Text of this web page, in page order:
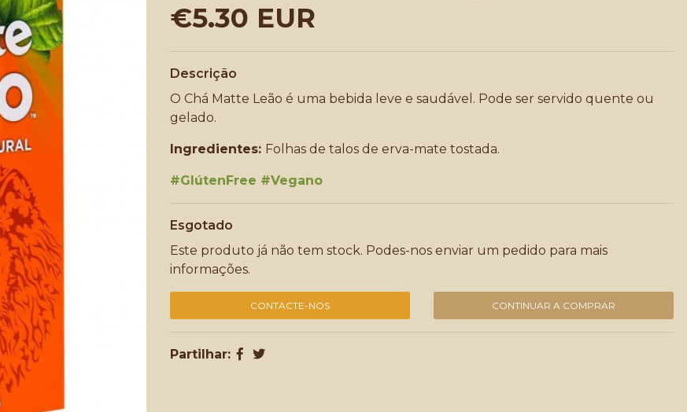
€5.30 EUR
Descrição
O Chá Matte Leão é uma bebida leve e saudável. Pode ser servido quente ou
gelado.
Ingredientes: Folhas de talos de erva-mate tostada.
#GlútenFree #Vegano
Esgotado
Este produto já não tem stock. Podes-nos enviar um pedido para mais
informações.
CONTACTE-NOS CONTINUAR A COMPRAR
Partilhar: